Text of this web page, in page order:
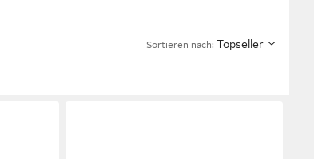
Sortieren nach: Topseller